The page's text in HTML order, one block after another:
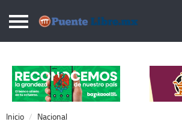
Puentelibre.mx
Local
Nacional
Opinión
Inicio Nacional